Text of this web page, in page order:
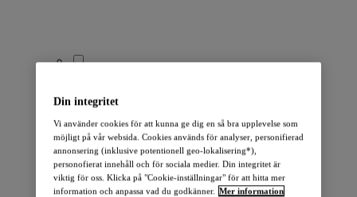
Din integritet
Vi använder cookies för att kunna ge dig en så bra upplevelse som
möjligt på vår websida. Cookies används för analyser, personifierad
annonsering (inklusive potentionell geo-lokalisering*),
personofierat innehåll och för sociala medier. Din integritet är
viktig för oss. Klicka på "Cookie-inställningar" för att hitta mer
information och anpassa vad du godkänner. Mer information